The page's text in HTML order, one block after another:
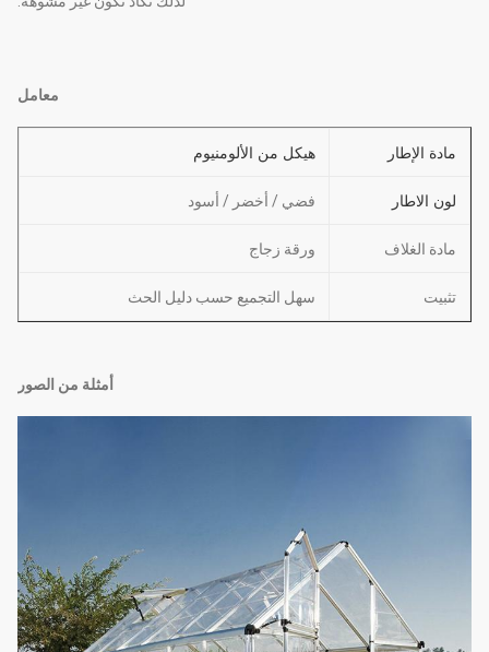
معامل
مادة الإطار هيكل من الألومنيوم
لون الاطار فضي / أخضر / أسود
مادة الغلاف ورقة زجاج
تثبيت سهل التجميع حسب دليل الحث
أمثلة من الصور